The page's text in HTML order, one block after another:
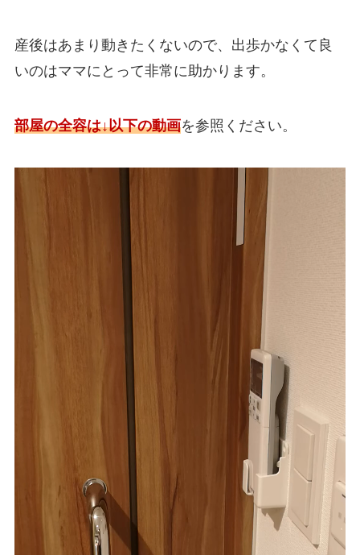
産後はあまり動きたくないので、出歩かなくて良
いのはママにとって非常に助かります。
部屋の全容は↓以下の動画を参照ください。